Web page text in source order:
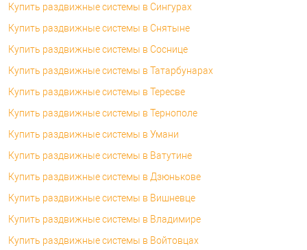
Купить раздвижные системы в Сингурах
Купить раздвижные системы в Снятыне
Купить раздвижные системы в Соснице
Купить раздвижные системы в Татарбунарах
Купить раздвижные системы в Тересве
Купить раздвижные системы в Тернополе
Купить раздвижные системы в Умани
Купить раздвижные системы в Ватутине
Купить раздвижные системы в Дзюнькове
Купить раздвижные системы в Вишневце
Купить раздвижные системы в Владимире
Купить раздвижные системы в Войтовцах